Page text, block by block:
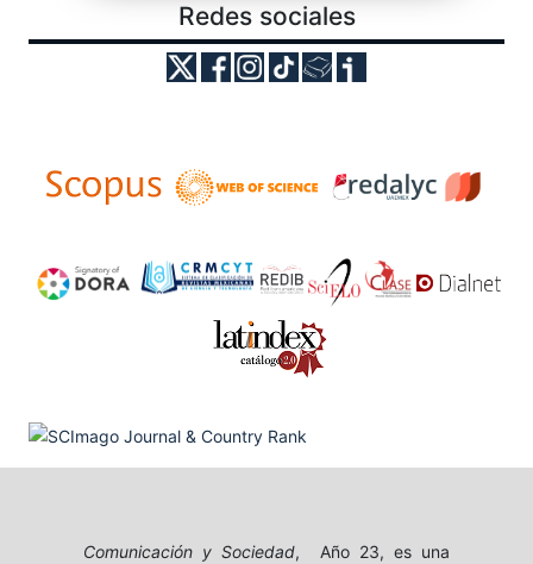
Redes sociales
Comunicación y Sociedad, Año 23, es una